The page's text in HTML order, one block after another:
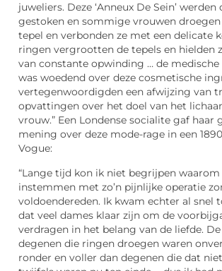
juweliers. Deze ‘Anneux De Sein’
gestoken en sommige vrouwen droegen
tepel en verbonden ze met een delicate
ringen vergrootten de tepels en hielden
van constante opwinding … de medische
was woedend over deze cosmetische
vertegenwoordigden een afwijzing van
opvattingen over het doel van het
vrouw.” Een Londense socialite gaf haar
mening over deze mode-rage in een
Vogue:
“Lange tijd kon ik niet begrijpen waarom
instemmen met zo’n pijnlijke operatie
voldoendereden. Ik kwam echter al snel
dat veel dames klaar zijn om de
verdragen in het belang van de liefde.
degenen die ringen droegen waren
ronder en voller dan degenen die dat